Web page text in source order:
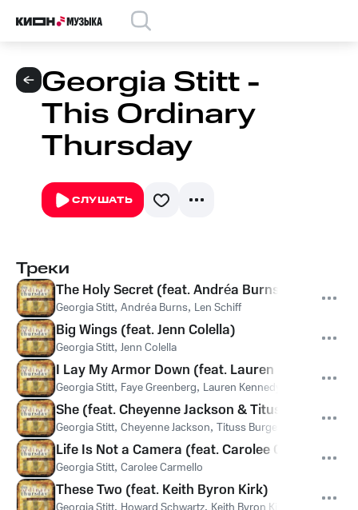
Georgia Stitt -
This Ordinary
Thursday
СЛУШАТЬ
Треки
The Holy Secret (feat. Andréa Burns)
Georgia Stitt, Andréa Burns, Len Schiff
Big Wings (feat. Jenn Colella)
Georgia Stitt, Jenn Colella
I Lay My Armor Down (feat. Lauren Kennedy)
Georgia Stitt, Faye Greenberg, Lauren Kennedy
She (feat. Cheyenne Jackson & Tituss Burgess)
Georgia Stitt, Cheyenne Jackson, Tituss Burgess
Life Is Not a Camera (feat. Carolee Carmello)
Georgia Stitt, Carolee Carmello
These Two (feat. Keith Byron Kirk)
, ,